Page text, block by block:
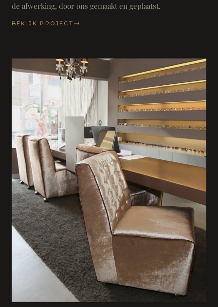
de afwerking, door ons gemaakt en geplaatst.
BEKIJK PROJECT